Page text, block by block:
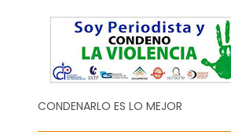
CONDENARLO ES LO MEJOR